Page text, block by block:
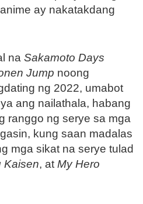
ay nakatakdang
na Sakamoto Days
Jump noong
ng 2022, umabot
ang nailathala, habang
ranggo ng serye sa mga
kung saan madalas
mga sikat na serye tulad
Kaisen, at My Hero